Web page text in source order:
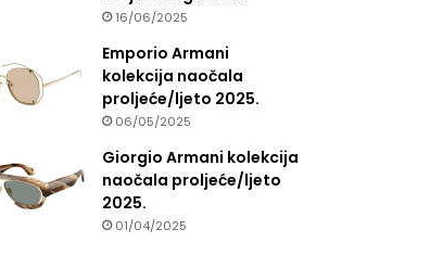
16/06/2025
Emporio Armani
kolekcija naočala
proljeće/ljeto 2025.
06/05/2025
Giorgio Armani kolekcija
naočala proljeće/ljeto
2025.
01/04/2025